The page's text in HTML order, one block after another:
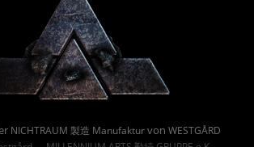
NICHTRAUM 製造 Manufakturvon WESTGÅRD
Powered By :